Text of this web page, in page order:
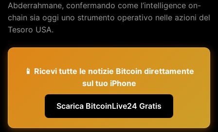
Abderrahmane, confermando come l’intelligence on-
chain sia oggi uno strumento operativo nelle azioni del
Tesoro USA.
📱 Ricevi tutte le notizie Bitcoin direttamente
sul tuo iPhone
Scarica BitcoinLive24 Gratis